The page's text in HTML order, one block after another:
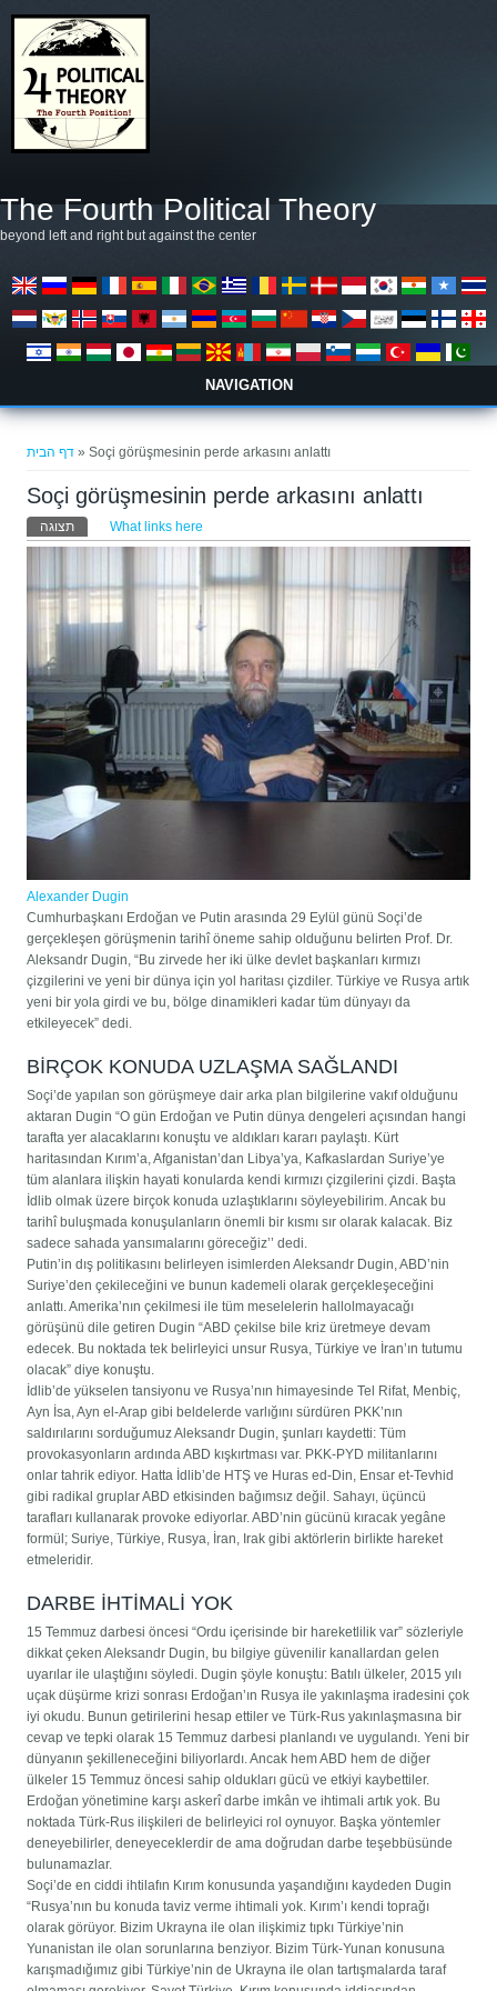
The Fourth Political Theory
beyond left and right but against the center
NAVIGATION
דף הבית » Soçi görüşmesinin perde arkasını anlattı
Soçi görüşmesinin perde arkasını anlattı
לשוניות ראשיות
תצוגה (לשונית פעילה)
What links here
Alexander Dugin
Cumhurbaşkanı Erdoğan ve Putin arasında 29 Eylül günü Soçi’de
gerçekleşen görüşmenin tarihî öneme sahip olduğunu belirten Prof. Dr.
Aleksandr Dugin, “Bu zirvede her iki ülke devlet başkanları kırmızı
çizgilerini ve yeni bir dünya için yol haritası çizdiler. Türkiye ve Rusya artık
yeni bir yola girdi ve bu, bölge dinamikleri kadar tüm dünyayı da
etkileyecek” dedi.
BİRÇOK KONUDA UZLAŞMA SAĞLANDI
Soçi’de yapılan son görüşmeye dair arka plan bilgilerine vakıf olduğunu
aktaran Dugin “O gün Erdoğan ve Putin dünya dengeleri açısından hangi
tarafta yer alacaklarını konuştu ve aldıkları kararı paylaştı. Kürt
haritasından Kırım’a, Afganistan’dan Libya’ya, Kafkaslardan Suriye’ye
tüm alanlara ilişkin hayati konularda kendi kırmızı çizgilerini çizdi. Başta
İdlib olmak üzere birçok konuda uzlaştıklarını söyleyebilirim. Ancak bu
tarihî buluşmada konuşulanların önemli bir kısmı sır olarak kalacak. Biz
sadece sahada yansımalarını göreceğiz’’ dedi.
Putin’in dış politikasını belirleyen isimlerden Aleksandr Dugin, ABD’nin
Suriye’den çekileceğini ve bunun kademeli olarak gerçekleşeceğini
anlattı. Amerika’nın çekilmesi ile tüm meselelerin hallolmayacağı
görüşünü dile getiren Dugin “ABD çekilse bile kriz üretmeye devam
edecek. Bu noktada tek belirleyici unsur Rusya, Türkiye ve İran’ın tutumu
olacak” diye konuştu.
İdlib’de yükselen tansiyonu ve Rusya’nın himayesinde Tel Rifat, Menbiç,
Ayn İsa, Ayn el-Arap gibi beldelerde varlığını sürdüren PKK’nın
saldırılarını sorduğumuz Aleksandr Dugin, şunları kaydetti: Tüm
provokasyonların ardında ABD kışkırtması var. PKK-PYD militanlarını
onlar tahrik ediyor. Hatta İdlib’de HTŞ ve Huras ed-Din, Ensar et-Tevhid
gibi radikal gruplar ABD etkisinden bağımsız değil. Sahayı, üçüncü
tarafları kullanarak provoke ediyorlar. ABD’nin gücünü kıracak yegâne
formül; Suriye, Türkiye, Rusya, İran, Irak gibi aktörlerin birlikte hareket
etmeleridir.
DARBE İHTİMALİ YOK
15 Temmuz darbesi öncesi “Ordu içerisinde bir hareketlilik var” sözleriyle
dikkat çeken Aleksandr Dugin, bu bilgiye güvenilir kanallardan gelen
uyarılar ile ulaştığını söyledi. Dugin şöyle konuştu: Batılı ülkeler, 2015 yılı
uçak düşürme krizi sonrası Erdoğan’ın Rusya ile yakınlaşma iradesini çok
iyi okudu. Bunun getirilerini hesap ettiler ve Türk-Rus yakınlaşmasına bir
cevap ve tepki olarak 15 Temmuz darbesi planlandı ve uygulandı. Yeni bir
dünyanın şekilleneceğini biliyorlardı. Ancak hem ABD hem de diğer
ülkeler 15 Temmuz öncesi sahip oldukları gücü ve etkiyi kaybettiler.
Erdoğan yönetimine karşı askerî darbe imkân ve ihtimali artık yok. Bu
noktada Türk-Rus ilişkileri de belirleyici rol oynuyor. Başka yöntemler
deneyebilirler, deneyeceklerdir de ama doğrudan darbe teşebbüsünde
bulunamazlar.
Soçi’de en ciddi ihtilafın Kırım konusunda yaşandığını kaydeden Dugin
“Rusya’nın bu konuda taviz verme ihtimali yok. Kırım’ı kendi toprağı
olarak görüyor. Bizim Ukrayna ile olan ilişkimiz tıpkı Türkiye’nin
Yunanistan ile olan sorunlarına benziyor. Bizim Türk-Yunan konusuna
karışmadığımız gibi Türkiye’nin de Ukrayna ile olan tartışmalarda taraf